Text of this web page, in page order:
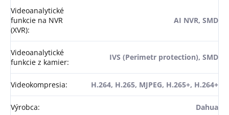
Videoanalytické
funkcie na NVR
(XVR):
AI NVR, SMD
Videoanalytické
funkcie z kamier:
IVS (Perimetr protection), SMD
Videokompresia: H.264, H.265, MJPEG, H.265+, H.264+
Výrobca: Dahua